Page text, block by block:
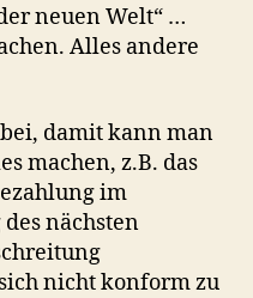
neuen Welt“ …
Alles andere
damit kann man
machen, z.B. das
im
nächsten
nicht konform zu